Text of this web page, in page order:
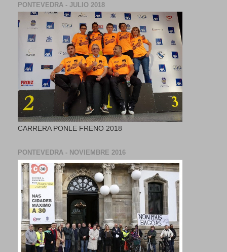
PONTEVEDRA - JULIO 2018
CARRERA PONLE FRENO 2018
PONTEVEDRA - NOVIEMBRE 2016